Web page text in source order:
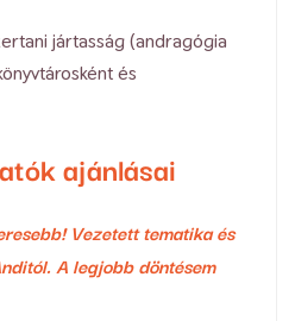
jártasság (andragógia
és
ajánlásai
Vezetett tematika és
A legjobb döntésem